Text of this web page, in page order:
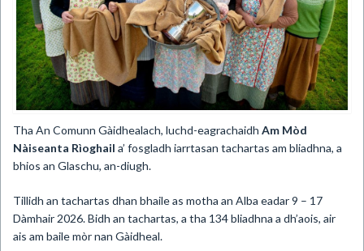
​Tha An Comunn Gàidhealach, luchd-eagrachaidh Am Mòd
Nàiseanta Rìoghail a’ fosgladh iarrtasan tachartas am bliadhna, a
bhios an Glaschu, an-diugh.
Tillidh an tachartas dhan bhaile as motha an Alba eadar 9 – 17
Dàmhair 2026. Bidh an tachartas, a tha 134 bliadhna a dh’aois, air
ais am baile mòr nan Gàidheal.